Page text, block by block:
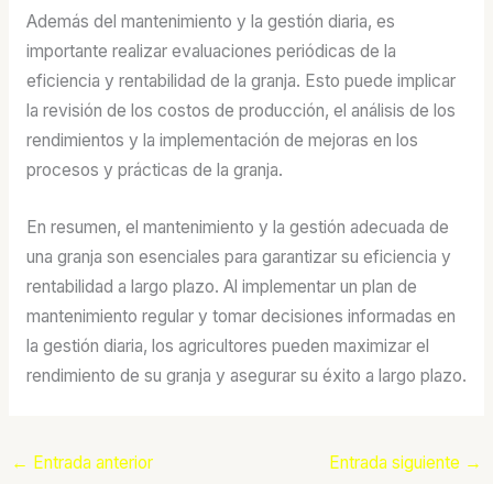
Además del mantenimiento y la gestión diaria, es
importante realizar evaluaciones periódicas de la
eficiencia y rentabilidad de la granja. Esto puede implicar
la revisión de los costos de producción, el análisis de los
rendimientos y la implementación de mejoras en los
procesos y prácticas de la granja.
En resumen, el mantenimiento y la gestión adecuada de
una granja son esenciales para garantizar su eficiencia y
rentabilidad a largo plazo. Al implementar un plan de
mantenimiento regular y tomar decisiones informadas en
la gestión diaria, los agricultores pueden maximizar el
rendimiento de su granja y asegurar su éxito a largo plazo.
← Entrada anterior Entrada siguiente →